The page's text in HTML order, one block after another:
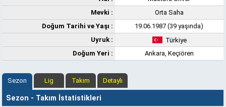
Mevki :
Orta Saha
Doğum Tarihi ve Yaşı :
19.06.1987 (39 yaşında)
Uyruk :
Türkiye
Doğum Yeri :
Ankara, Keçiören
Sezon Lig Takım Detaylı
Sezon - Takım İstatistikleri